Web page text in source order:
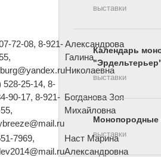
72-08, 8-921-Александрова
Галина
Николаевна
528-25-14, 8-
90-17, 8-921- Богданова Зоя
Михайловна
7969,
Наст Марина
Александровна
выставки
Календарь
выставки
Монопородные
выставки